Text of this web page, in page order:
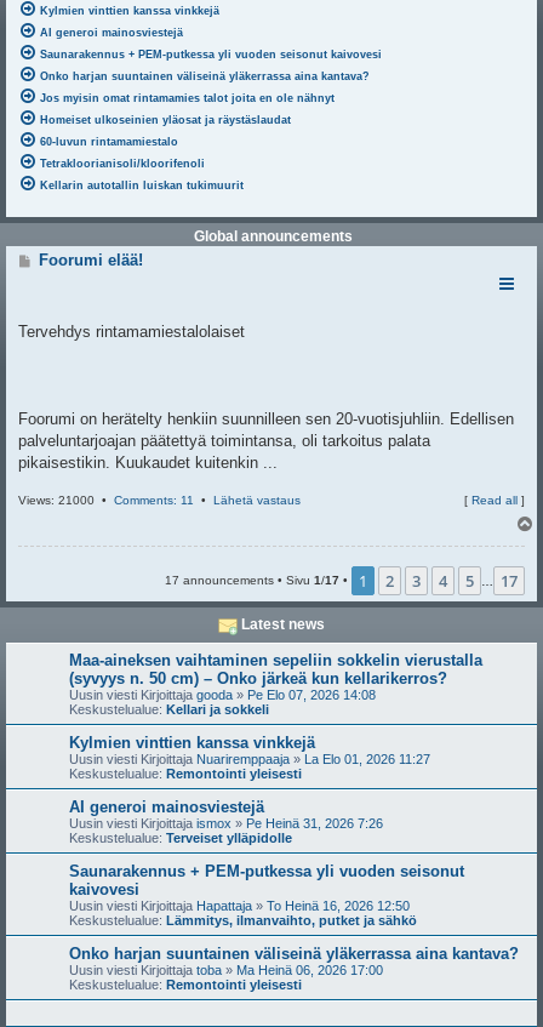
Kylmien vinttien kanssa vinkkejä
AI generoi mainosviestejä
Saunarakennus + PEM-putkessa yli vuoden seisonut kaivovesi
Onko harjan suuntainen väliseinä yläkerrassa aina kantava?
Jos myisin omat rintamamies talot joita en ole nähnyt
Homeiset ulkoseinien yläosat ja räystäslaudat
60-luvun rintamamiestalo
Tetrakloorianisoli/kloorifenoli
Kellarin autotallin luiskan tukimuurit
Global announcements
V
t
Foorumi elää!
Tervehdys rintamamiestalolaiset
Foorumi on herätelty henkiin suunnilleen sen 20-vuotisjuhliin. Edellisen
palveluntarjoajan päätettyä toimintansa, oli tarkoitus palata
pikaisestikin. Kuukaudet kuitenkin ...
Views: 21000 • Comments: 11 • Lähetä vastaus [ Read all ]
17 announcements • Sivu 1/17 • 1 2 3 4 5 17
Latest news
Maa-aineksen vaihtaminen sepeliin sokkelin vierustalla
(syvyys n. 50 cm) – Onko järkeä kun kellarikerros?
Uusin viesti Kirjoittaja gooda » Pe Elo 07, 2026 14:08
Keskustelualue: Kellari ja sokkeli
Kylmien vinttien kanssa vinkkejä
Uusin viesti Kirjoittaja Nuariremppaaja » La Elo 01, 2026 11:27
Keskustelualue: Remontointi yleisesti
AI generoi mainosviestejä
Uusin viesti Kirjoittaja ismox » Pe Heinä 31, 2026 7:26
Keskustelualue: Terveiset ylläpidolle
Saunarakennus + PEM-putkessa yli vuoden seisonut
kaivovesi
Uusin viesti Kirjoittaja Hapattaja » To Heinä 16, 2026 12:50
Keskustelualue: Lämmitys, ilmanvaihto, putket ja sähkö
Onko harjan suuntainen väliseinä yläkerrassa aina kantava?
Uusin viesti Kirjoittaja toba » Ma Heinä 06, 2026 17:00
Keskustelualue: Remontointi yleisesti